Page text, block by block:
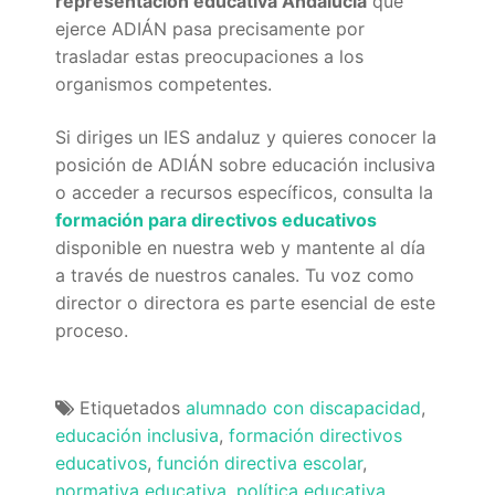
ejerce ADIÁN pasa precisamente por
trasladar estas preocupaciones a los
organismos competentes.
Si diriges un IES andaluz y quieres conocer la
posición de ADIÁN sobre educación inclusiva
o acceder a recursos específicos, consulta la
formación para directivos educativos
disponible en nuestra web y mantente al día
a través de nuestros canales. Tu voz como
director o directora es parte esencial de este
proceso.
Etiquetados alumnado con discapacidad,
educación inclusiva, formación directivos
educativos, función directiva escolar,